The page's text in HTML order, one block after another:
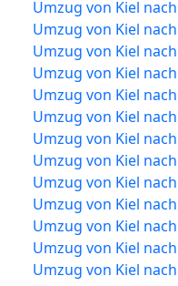
Umzug von Kiel
Umzug von Kiel
Umzug von Kiel
Umzug von Kiel
Umzug von Kiel
Umzug von Kiel
Umzug von Kiel
Umzug von Kiel
Umzug von Kiel
Umzug von Kiel
Umzug von Kiel
Umzug von Kiel
Umzug von Kiel